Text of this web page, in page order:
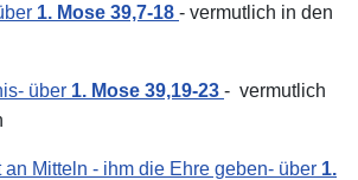
1. Mose 39,7-18 - vermutlich in den
über 1. Mose 39,19-23 - vermutlich
an Mitteln - ihm die Ehre geben- über 1.